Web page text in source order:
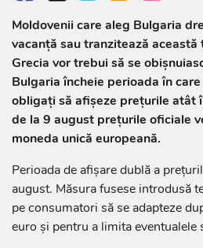
Moldovenii care aleg Bulgaria
vacanță sau tranzitează această
Grecia vor trebui să se
Bulgaria încheie perioada în
obligați să afișeze prețurile atât
de la 9 august prețurile oficiale
moneda unică europeană.
Perioada de afișare dublă a
august. Măsura fusese introdusă
pe consumatori să se adapteze
euro și pentru a limita